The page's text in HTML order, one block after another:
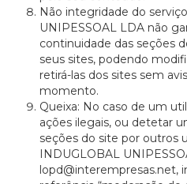
Não integridade do
UNIPESSOAL LDA não
continuidade das seções
seus sites, podendo
retirá-las dos sites sem
momento.
Queixa: No caso de um
ações ilegais, ou detetar
seções do site por outros
INDUGLOBAL
lopd@interempresas.net,